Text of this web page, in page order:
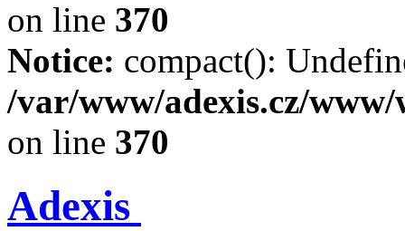
on line 370
Notice: compact():
/var/www/adexis.cz/
on line 370
Adexis